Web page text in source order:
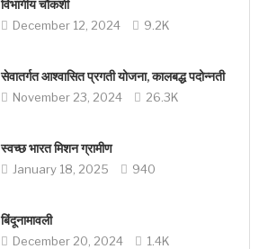
विभागीय चौकशी
December 12, 2024 9.2K
सेवातर्गत आश्वासित प्रगती योजना, कालबद्ध पदोन्नती
November 23, 2024 26.3K
स्वच्छ भारत मिशन ग्रामीण
January 18, 2025 940
बिंदूनामावली
December 20, 2024 1.4K